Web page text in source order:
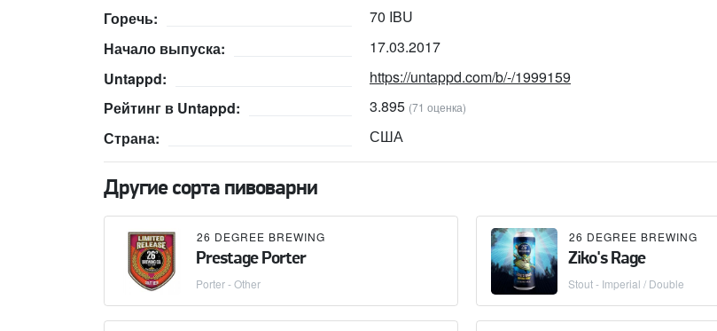
Горечь:
70 IBU
Начало выпуска:
17.03.2017
Untappd:
https://untappd.com/b/-/1999159
Рейтинг в Untappd:
3.895 (71 оценка)
Страна: США
Другие сорта пивоварни
26 DEGREE BREWING
Prestage Porter
Porter - Other
26 DEGREE BREWING
Ziko's Rage
Stout - Imperial / Double